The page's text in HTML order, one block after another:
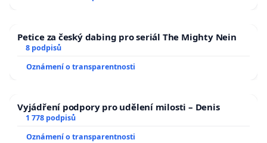
Petice za český dabing pro seriál The Mighty Nein
8 podpisů
Oznámení o transparentnosti
Vyjádření podpory pro udělení milosti – Denis
1 778 podpisů
Oznámení o transparentnosti